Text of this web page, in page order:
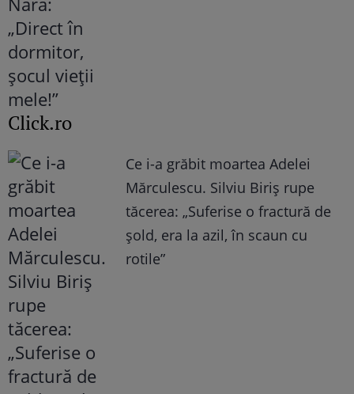
Click.ro
Ce i-a grăbit moartea Adelei
Mărculescu. Silviu Biriș rupe
tăcerea: „Suferise o fractură de
șold, era la azil, în scaun cu
rotile”